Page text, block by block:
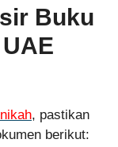
Buku
, pastikan
berikut: